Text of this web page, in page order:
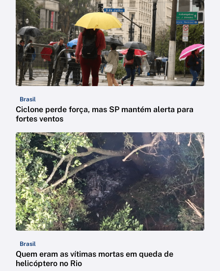
Brasil
Ciclone perde força, mas SP mantém alerta para
fortes ventos
Brasil
Quem eram as vítimas mortas em queda de
helicóptero no Rio